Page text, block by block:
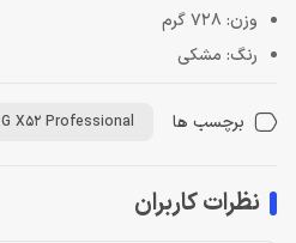
وزن: 728 گرم
رنگ: مشکی
برچسب ها G X52 Professional
نظرات کاربران